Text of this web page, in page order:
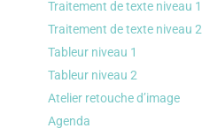
Traitement de texte niveau 1
Traitement de texte niveau 2
Tableur niveau 1
Tableur niveau 2
Atelier retouche d’image
Agenda